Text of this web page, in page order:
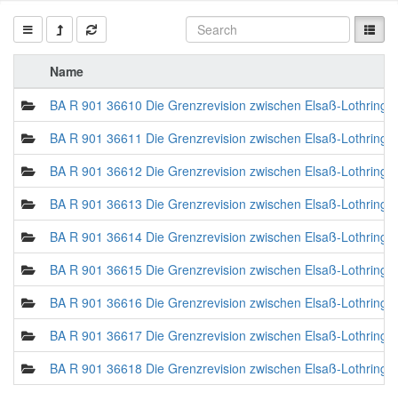
Name
BA R 901 36610 Die Grenzrevision zwischen Elsaß-
BA R 901 36611 Die Grenzrevision zwischen Elsaß-
BA R 901 36612 Die Grenzrevision zwischen Elsaß-
BA R 901 36613 Die Grenzrevision zwischen Elsaß-
BA R 901 36614 Die Grenzrevision zwischen Elsaß-
BA R 901 36615 Die Grenzrevision zwischen Elsaß-
BA R 901 36616 Die Grenzrevision zwischen Elsaß-
BA R 901 36617 Die Grenzrevision zwischen Elsaß-
BA R 901 36618 Die Grenzrevision zwischen Elsaß-